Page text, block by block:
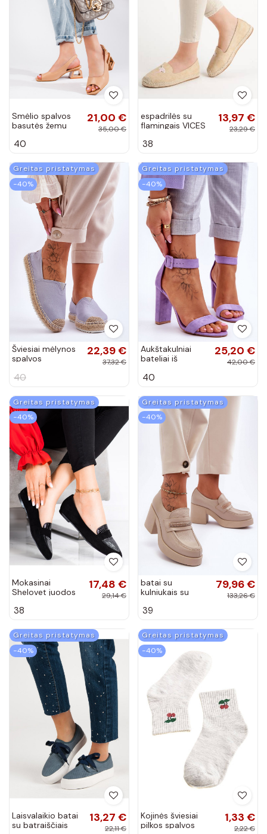
Smėlio spalvos
basutės žemu
21,00 €
35,00 €
40
espadrilės su
flamingais VICES
13,97 €
23,29 €
38
Greitas pristatymas
−40%
Šviesiai mėlynos
spalvos
Star
22,39 €
37,32 €
40
Greitas pristatymas
−40%
Aukštakulniai
bateliai iš
purpurinės
Jacqueline
25,20 €
42,00 €
40
Greitas pristatymas
−40%
Mokasinai
Shelovet juodos
17,48 €
29,14 €
38
Greitas pristatymas
−40%
batai su
kulniukais su
smėlio spalvos
79,96 €
133,26 €
39
Greitas pristatymas
−40%
Laisvalaikio batai
su batraiščiais
13,27 €
22,11 €
Greitas pristatymas
−40%
Kojinės šviesiai
pilkos spalvos
1,33 €
2,22 €